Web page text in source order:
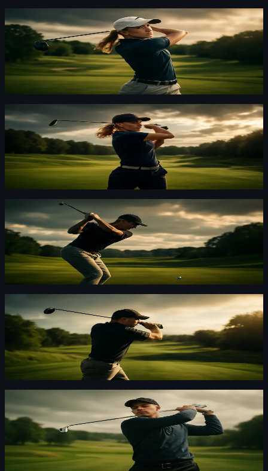
Lars "Lansen" Kallström·29 juli 2026
Maja Stark: Sveriges största medaljhopp i AIG
Open 2026
Maja Stark har varit jämn i årets majors. Två topp-10 gör
henne till Sveriges hetaste kort i AIG Women’s Open.
Erik Lindqvist·29 juli 2026
Ingrid Lindblad första reserv – kan rädda
svensk majorkvot
Jag tror en sen inkommande Lindblad kan ändra bilden.
Jag kan ha fel, men det skulle bli drama.
Oskar Nylund·23 juli 2026
LIV Golf riskerar avveckling – utan nya
finansieringar
Här på Sportskribent ser vi en tour på knä. LIV Golf kan
vara på väg att tystna.
ByAnna Bergström·23 juli 2026
R&A tecknar avtal med Liverpool – The Open
förändras
R&A har skrivit avtal med Liverpool City Region. Endast
2027 och 2028 är bekräftade, men samtalen fortsätter
Maja Forsberg·22 juli 2026
Stenson tillbaka i seniormajor efter knapp miss
i Gleneagles
Stenson är tillbaka på seniortouren i Gleneagles efter en